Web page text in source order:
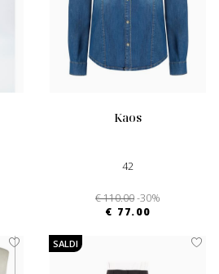
kaos
42
€ 110.00-30%
€ 77.00
SALDI